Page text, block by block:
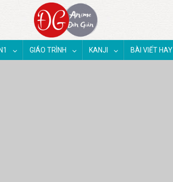
GIÁO TRÌNH KANJI BÀI VIẾT HAY